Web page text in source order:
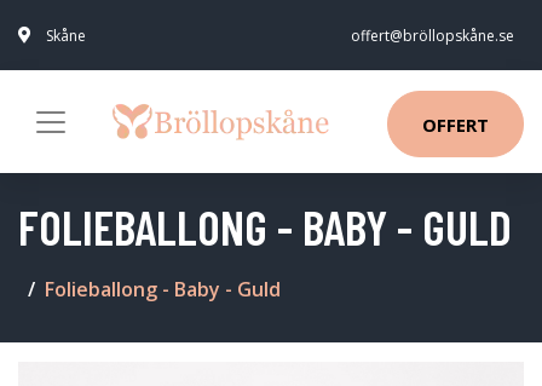
Skåne offert@bröllopskåne.se
OFFERT
FOLIEBALLONG - BABY - GULD
Folieballong - Baby - Guld